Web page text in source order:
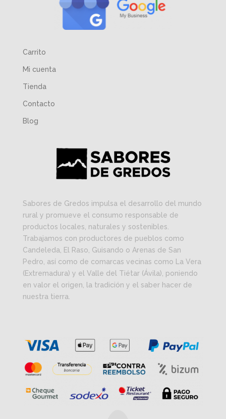
Carrito
Mi cuenta
Tienda
Contacto
Blog
Sabores de Gredos impulsa el desarrollo del mundo
rural y promueve el consumo responsable de
productos locales, naturales y sostenibles.
Trabajamos con productores de pueblos como
Candeleda, El Raso, Guisando o Arenas de San
Pedro, así como de comarcas vecinas como La Vera
(Extremadura) y el Valle del Tiétar (Ávila), poniendo
en valor el origen, la tradición y el saber hacer de
nuestra tierra.